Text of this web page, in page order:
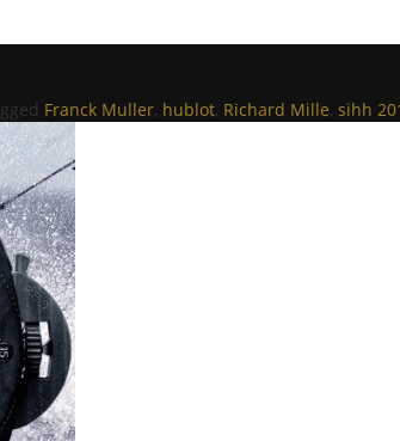
Franck Muller, hublot, Richard Mille, sihh